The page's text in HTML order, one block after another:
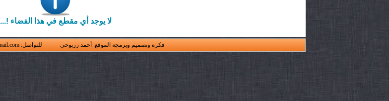
لا يوجد أي مقطع في هذا الفضاء !...
فكرة وتصميم وبرمجة الموقع: أحمد زربوحي للتواصل: e-mail: etenma@gmail.com